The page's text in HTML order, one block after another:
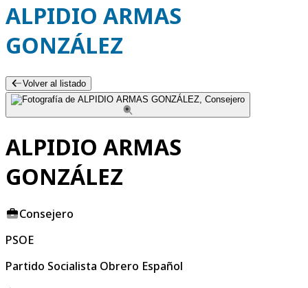
ALPIDIO ARMAS
GONZÁLEZ
Volver al listado
ALPIDIO ARMAS
GONZÁLEZ
Consejero
PSOE
Partido Socialista Obrero Español